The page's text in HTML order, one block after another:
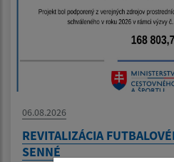
06.08.2026
REVITALIZÁCIA
SENNÉ